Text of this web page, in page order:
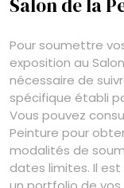
Salon de la
Pour soumettre
exposition au
nécessaire de
spécifique établi
Vous pouvez
Peinture pour
modalités de
dates limites. Il